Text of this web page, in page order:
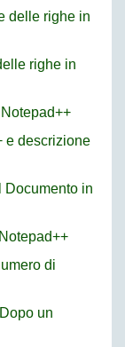
delle righe in
righe in
e descrizione
Documento in
di
un